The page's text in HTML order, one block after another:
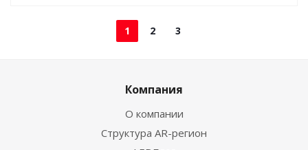
1 2 3
Компания
О компании
Структура AR-регион